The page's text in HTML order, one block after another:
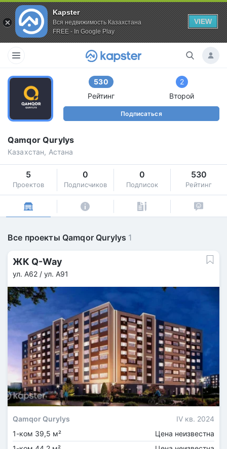
Kapster
Вся недвижимость Казахстана
FREE - In Google Play
VIEW
530
Рейтинг
2
Второй
Подписаться
Qamqor Qurylys
Казахстан, Астана
5
Проектов
0
Подписчиков
0
Подписок
530
Рейтинг
Все проекты Qamqor Qurylys 1
ЖК Q-Way
ул. А62 / ул. А91
Qamqor Qurylys
IV кв. 2024
1-ком 39,5 м²
Цена неизвестна